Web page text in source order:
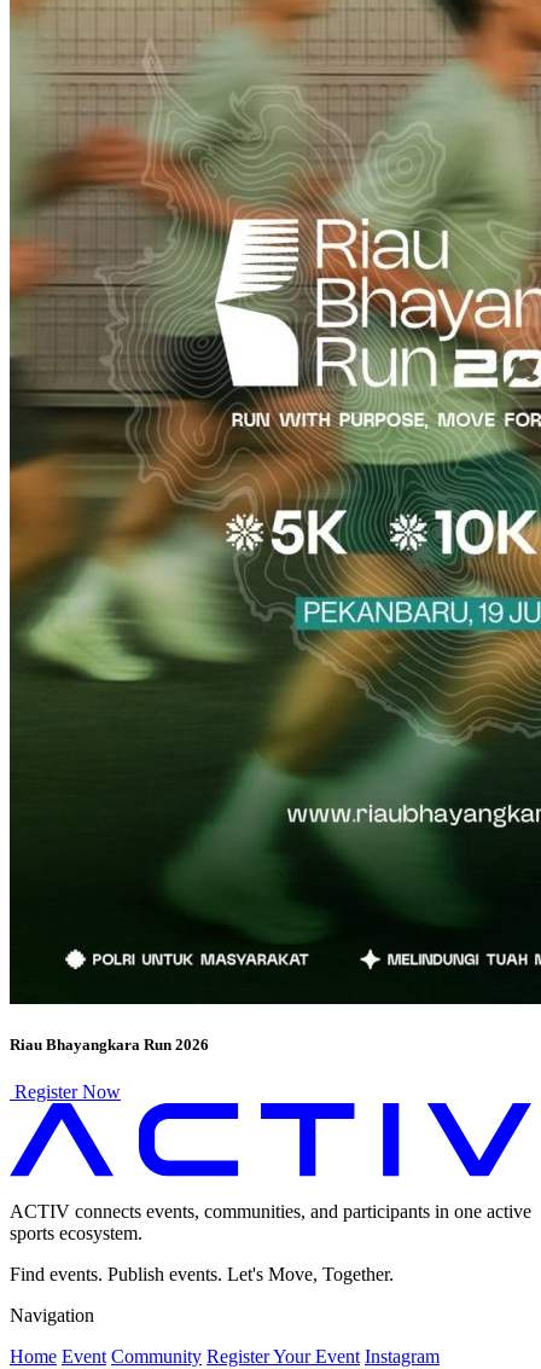
Riau Bhayangkara Run 2026
Register Now
ACTIV connects events, communities, and participants in one active
sports ecosystem.
Find events. Publish events. Let's Move, Together.
Navigation
Home Event Community Register Your Event Instagram